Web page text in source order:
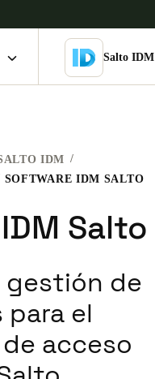
America
Salto IDM
IDM
SOFTWARE IDM SALTO
Salto
gestión de
el
acceso